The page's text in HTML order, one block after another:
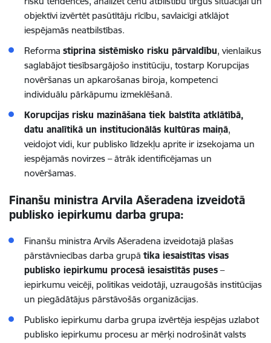
objektīvi izvērtēt pasūtītāju rīcību, savlaicīgi atklājot
iespējamās neatbilstības.
Reforma stiprina sistēmisko risku pārvaldību, vienlaikus
saglabājot tiesībsargājošo institūciju, tostarp Korupcijas
novēršanas un apkarošanas biroja, kompetenci
individuālu pārkāpumu izmeklēšanā.
Korupcijas risku mazināšana tiek balstīta atklātībā,
datu analītikā un institucionālās kultūras maiņā,
veidojot vidi, kur publisko līdzekļu aprite ir izsekojama un
iespējamās novirzes – ātrāk identificējamas un
novēršamas.
Finanšu ministra Arvila Ašeradena izveidotā
publisko iepirkumu darba grupa:
Finanšu ministra Arvils Ašeradena izveidotajā plašas
pārstāvniecības darba grupā tika iesaistītas visas
publisko iepirkumu procesā iesaistītās puses –
iepirkumu veicēji, politikas veidotāji, uzraugošās institūcijas
un piegādātājus pārstāvošās organizācijas.
Publisko iepirkumu darba grupa izvērtēja iespējas uzlabot
publisko iepirkumu procesu ar mērķi nodrošināt valsts